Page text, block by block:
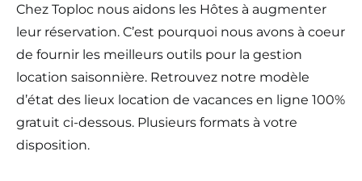
Chez Toploc nous aidons les Hôtes à augmenter
leur réservation. C’est pourquoi nous avons à coeur
de fournir les meilleurs outils pour la gestion
location saisonnière. Retrouvez notre modèle
d’état des lieux location de vacances en ligne 100%
gratuit ci-dessous. Plusieurs formats à votre
disposition.